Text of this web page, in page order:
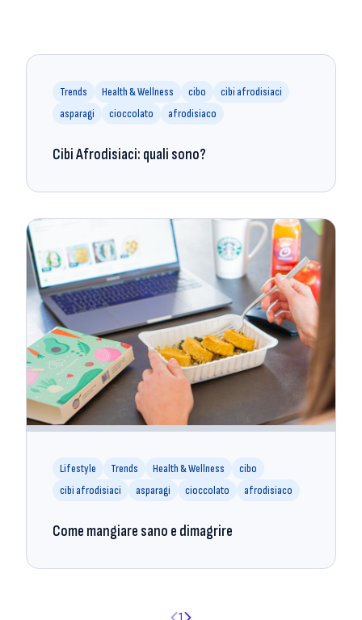
Trends Health & Wellness cibo
cibi afrodisiaci
asparagi
cioccolato afrodisiaco
Cibi Afrodisiaci: quali sono?
Lifestyle Trends Health & Wellness
cibo
cibi afrodisiaci
asparagi cioccolato afrodisiaco
Come mangiare sano e dimagrire